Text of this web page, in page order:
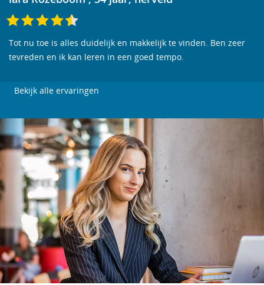
Tot nu toe is alles duidelijk en makkelijk te vinden. Ben zeer
tevreden en ik kan leren in een goed tempo.
Bekijk alle ervaringen